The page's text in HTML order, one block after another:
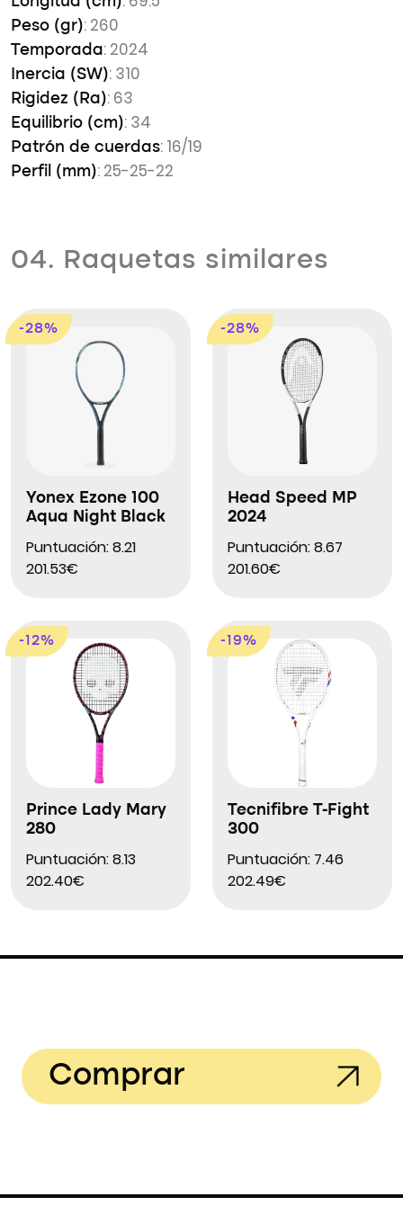
Peso (gr): 260
Temporada: 2024
Inercia (SW): 310
Rigidez (Ra): 63
Equilibrio (cm): 34
Patrón de cuerdas: 16/19
Perfil (mm): 25-25-22
04. Raquetas similares
-28%
Yonex Ezone 100
Aqua Night Black
Puntuación: 8.21
201.53€
-28%
Head Speed MP
2024
Puntuación: 8.67
201.60€
-12%
Prince Lady Mary
280
Puntuación: 8.13
202.40€
-19%
Tecnifibre T-Fight
300
Puntuación: 7.46
202.49€
Comprar